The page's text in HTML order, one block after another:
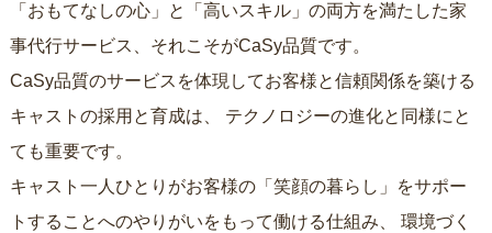
「おもてなしの心」と「高いスキル」の両方を満たした家
事代行サービス、それこそがCaSy品質です。
CaSy品質のサービスを体現してお客様と信頼関係を築ける
キャストの採用と育成は、
ても重要です。
キャスト一人ひとりがお客様の「笑顔の暮らし」をサポー
トすることへのやりがいをもって働ける仕組み、